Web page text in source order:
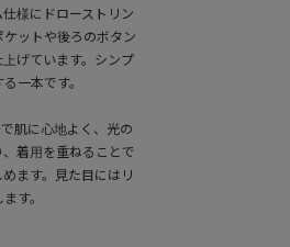
様にドローストリン
ットや後ろのボタン
げています。シンプ
一本です。
肌に心地よく、光の
着用を重ねることで
ます。見た目にはリ
す。